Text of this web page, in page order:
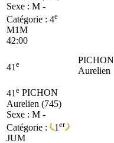
Sexe : M -
Catégorie : 4e
M1M
42:00
41 e
PICHON
Aurelien
41 e PICHON
Aurelien (745)
Sexe : M -
Catégorie :
1 er
JUM